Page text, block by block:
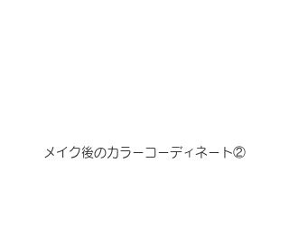
メイク後のカラーコーディネート②